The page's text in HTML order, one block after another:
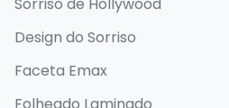
Como encontrar um
perto de mim?
dentista pediátrico perto de